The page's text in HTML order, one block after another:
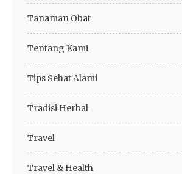
Tanaman Obat
Tentang Kami
Tips Sehat Alami
Tradisi Herbal
Travel
Travel & Health